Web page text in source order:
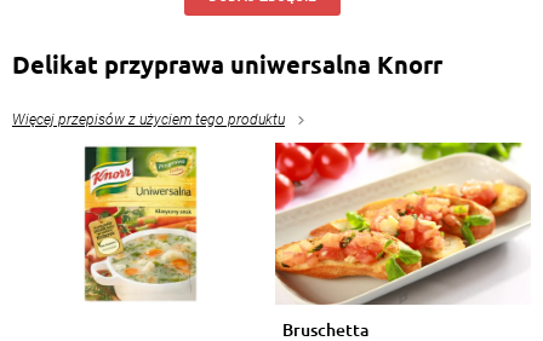
Delikat przyprawa uniwersalna Knorr
Więcej przepisów z użyciem tego produktu
Bruschetta